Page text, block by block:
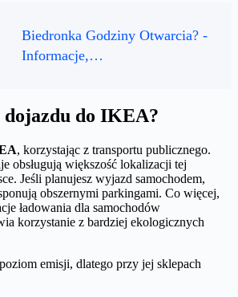
Biedronka Godziny Otwarcia? -
Informacje,…
dojazdu do IKEA?
, korzystając z transportu publicznego.
obsługują większość lokalizacji tej
Jeśli planujesz wyjazd samochodem,
obszernymi parkingami. Co więcej,
ładowania dla samochodów
korzystanie z bardziej ekologicznych
emisji, dlatego przy jej sklepach